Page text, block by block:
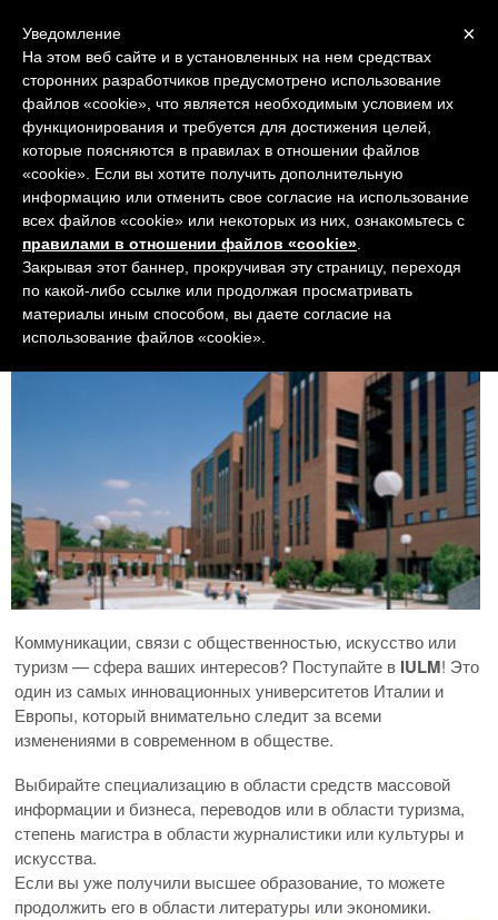
Университет IULM
Коммуникации, связи с общественностью, искусство или
туризм — сфера ваших интересов? Поступайте в IULM! Это
один из самых инновационных университетов Италии и
Европы, который внимательно следит за всеми
изменениями в современном в обществе.
Выбирайте специализацию в области средств массовой
информации и бизнеса, переводов или в области туризма,
степень магистра в области журналистики или культуры и
искусства.
Если вы уже получили высшее образование, то можете
продолжить его в области литературы или экономики.
×
Уведомление
На этом веб сайте и в установленных на нем средствах
сторонних разработчиков предусмотрено использование
файлов «cookie», что является необходимым условием их
функционирования и требуется для достижения целей,
которые поясняются в правилах в отношении файлов
«cookie». Если вы хотите получить дополнительную
информацию или отменить свое согласие на использование
всех файлов «cookie» или некоторых из них, ознакомьтесь с
правилами в отношении файлов «cookie»
Закрывая этот баннер, прокручивая эту страницу, переходя
по какой-либо ссылке или продолжая просматривать
материалы иным способом, вы даете согласие на
использование файлов «cookie».